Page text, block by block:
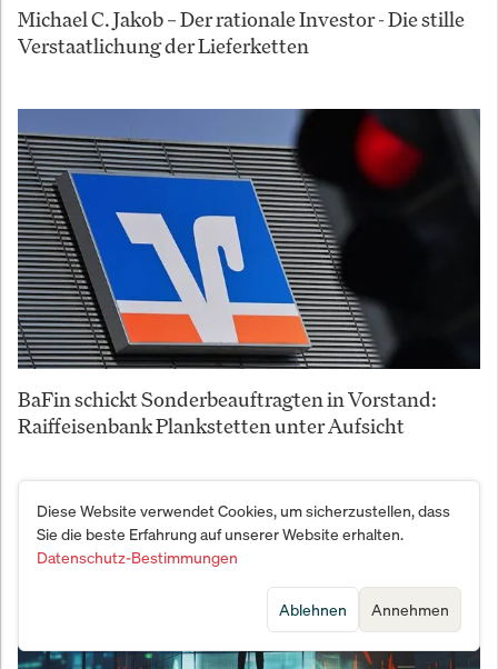
Michael C. Jakob – Der rationale Investor - Die stille
Verstaatlichung der Lieferketten
BaFin schickt Sonderbeauftragten in Vorstand:
Raiffeisenbank Plankstetten unter Aufsicht
Diese Website verwendet Cookies, um sicherzustellen, dass
Sie die beste Erfahrung auf unserer Website erhalten.
Datenschutz-Bestimmungen
Annehmen
Ablehnen